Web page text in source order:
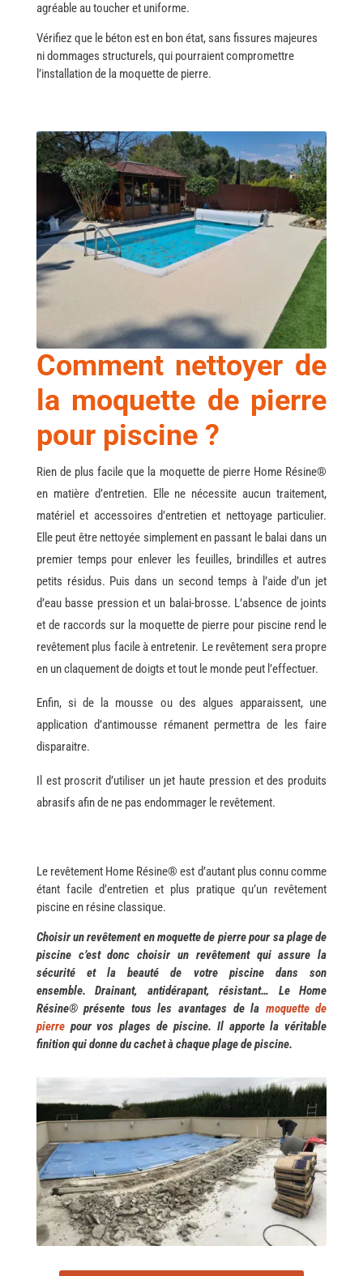
agréable au toucher et uniforme.
Vérifiez que le béton est en bon état, sans fissures majeures
ni dommages structurels, qui pourraient compromettre
l’installation de la moquette de pierre.
Comment nettoyer de
la moquette de pierre
pour piscine ?
Rien de plus facile que la moquette de pierre Home Résine®
en matière d’entretien. Elle ne nécessite aucun traitement,
matériel et accessoires d’entretien et nettoyage particulier.
Elle peut être nettoyée simplement en passant le balai dans un
premier temps pour enlever les feuilles, brindilles et autres
petits résidus. Puis dans un second temps à l’aide d’un jet
d’eau basse pression et un balai-brosse. L’absence de joints
et de raccords sur la moquette de pierre pour piscine rend le
revêtement plus facile à entretenir. Le revêtement sera propre
en un claquement de doigts et tout le monde peut l’effectuer.
Enfin, si de la mousse ou des algues apparaissent, une
application d’antimousse rémanent permettra de les faire
disparaitre.
Il est proscrit d’utiliser un jet haute pression et des produits
abrasifs afin de ne pas endommager le revêtement.
Le revêtement Home Résine® est d’autant plus connu comme
étant facile d’entretien et plus pratique qu’un revêtement
piscine en résine classique.
Choisir un revêtement en moquette de pierre pour sa plage de
piscine c’est donc choisir un revêtement qui assure la
sécurité et la beauté de votre piscine dans son
ensemble.
Drainant, antidérapant, résistant… Le Home
Résine® présente tous les avantages de la moquette de
pierre pour vos plages de piscine. Il apporte la véritable
finition qui donne du cachet à chaque plage de piscine.